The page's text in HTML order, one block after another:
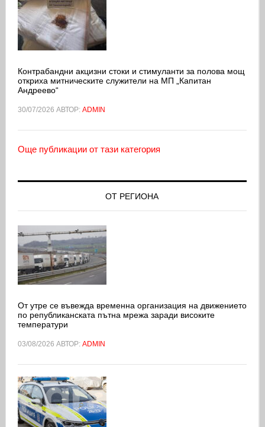
Контрабандни акцизни стоки и стимуланти за полова мощ
откриха митническите служители на МП „Капитан
Андреево“
30/07/2026 АВТОР: ADMIN
Още публикации от тази категория
ОТ РЕГИОНА
От утре се въвежда временна организация на движението
по републиканската пътна мрежа заради високите
температури
03/08/2026 АВТОР: ADMIN